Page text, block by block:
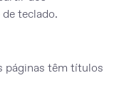
teclado.
páginas têm títulos